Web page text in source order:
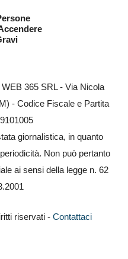
365 SRL - Via Nicola
- Codice Fiscale e Partita
giornalistica, in quanto
Non può pertanto
ai sensi della legge n. 62
riservati - Contattaci